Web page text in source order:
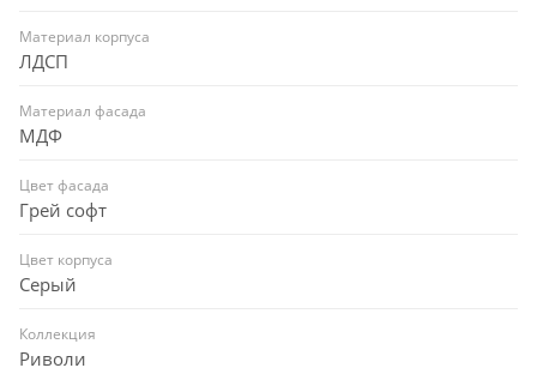
Материал корпуса
ЛДСП
Материал фасада
МДФ
Цвет фасада
Грей софт
Цвет корпуса
Серый
Коллекция
Риволи